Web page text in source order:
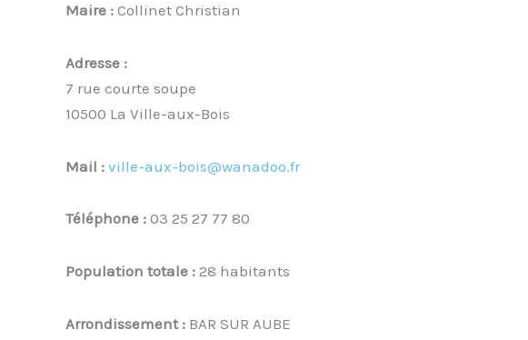
Maire : Collinet Christian
Adresse :
7 rue courte soupe
10500 La Ville-aux-Bois
Mail : ville-aux-bois@wanadoo.fr
Téléphone : 03 25 27 77 80
Population totale : 28 habitants
Arrondissement : BAR SUR AUBE